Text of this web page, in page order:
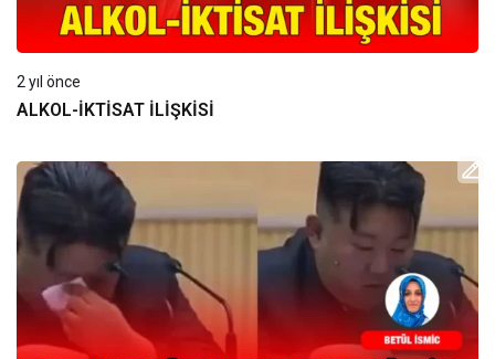
2 yıl önce
ALKOL-İKTİSAT İLİŞKİSİ